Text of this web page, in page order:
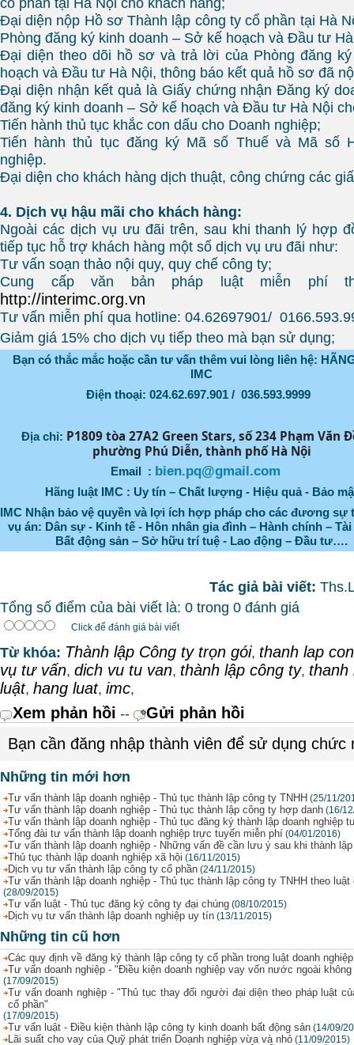
Đại diện nộp Hồ sơ Thành lập công ty cổ phần tại Hà
Phòng đăng ký kinh doanh – Sở kế hoạch và Đầu tư
Đại diện theo dõi hồ sơ và trả lời của Phòng đăng
hoạch và Đầu tư Hà Nội, thông báo kết quả hồ sơ đã
Đại diện nhận kết quả là Giấy chứng nhận Đăng ký
đăng ký kinh doanh – Sở kế hoạch và Đầu tư Hà Nội
Tiến hành thủ tục khắc con dấu cho Doanh nghiệp;
Tiến hành thủ tục đăng ký Mã số Thuế và Mã số
nghiệp.
Đại diện cho khách hàng dịch thuật, công chứng các
4. Dịch vụ hậu mãi cho khách hàng:
Ngoài các dịch vụ ưu đãi trên, sau khi thanh lý hợp
tiếp tục hỗ trợ khách hàng một số dịch vụ ưu đãi như:
Tư vấn soạn thảo nội quy, quy chế công ty;
Cung cấp văn bản pháp luật miễn phí
http://interimc.org.vn
Tư vấn miễn phí qua hotline: 04.62697901/
Giảm giá 15% cho dịch vụ tiếp theo mà bạn sử dụng;
Bạn có thắc mắc hoặc cần tư vấn thêm vui lòng liên hệ:
IMC
Điện thoại: 024.62.697.901 / 036.593.9999
Địa chỉ: P1809 tòa 27A2 Green Stars, số 234 Phạm Văn
phường Phú Diễn, thành phố Hà Nội
Email : bien.pq@gmail.com
Hãng luật IMC : Uy tín – Chất lượng - Hiệu quả - Bảo
IMC Nhận bảo vệ quyền và lợi ích hợp pháp cho các đương sự
vụ án: Dân sự - Kinh tế - Hôn nhân gia đình – Hành chính –
Bất động sản – Sở hữu trí tuệ - Lao động – Đầu tư….
Tác giả bài viết:
Tổng số điểm của bài viết là: 0 trong 0 đánh giá
Click để đánh giá bài viết
Từ khóa: Thành lập Công ty trọn gói, thanh lap
vụ tư vấn, dich vu tu van, thành lập công ty, thanh
luật, hang luat, imc,
Xem phản hồi --
Gửi phản hồi
Bạn cần đăng nhập thành viên để sử dụng chức
Những tin mới hơn
Tư vấn thành lập doanh nghiệp - Thủ tục thành lập công ty TNHH (25/11/
Tư vấn thành lập doanh nghiệp - Thủ tục thành lập công ty hợp danh (16/
Tư vấn thành lập doanh nghiệp - Thủ tục đăng ký thành lập doanh nghiệp
Tổng đài tư vấn thành lập doanh nghiệp trực tuyến miễn phí (04/01/2016)
Tư vấn thành lập doanh nghiệp - Những vấn đề cần lưu ý sau khi thành
Thủ tục thành lập doanh nghiệp xã hội (16/11/2015)
Dịch vụ tư vấn thành lập công ty cổ phần (24/11/2015)
Tư vấn thành lập doanh nghiệp - Thủ tục thành lập công ty TNHH theo luật
(28/09/2015)
Tư vấn luật - Thủ tục đăng ký công ty đại chúng (08/10/2015)
Dịch vụ tư vấn thành lập doanh nghiệp uy tín (13/11/2015)
Những tin cũ hơn
Các quy định về đăng ký thành lập công ty cổ phần trong luật doanh
Tư vấn doanh nghiệp - "Điều kiện doanh nghiệp vay vốn nước ngoài
(17/09/2015)
Tư vấn doanh nghiệp - "Thủ tục thay đổi người đại diện theo pháp luật
cổ phần"
(17/09/2015)
Tư vấn luật - Điều kiện thành lập công ty kinh doanh bất động sản (14/09/
Lãi suất cho vay của Quỹ phát triển Doanh nghiệp vừa và nhỏ (11/09/2015)